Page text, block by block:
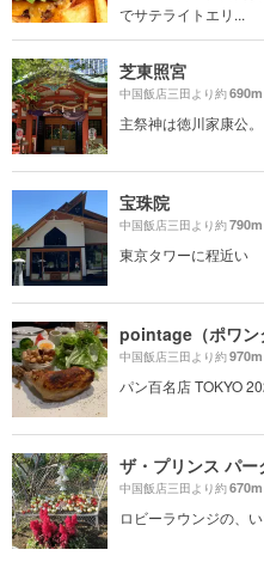
でサテライトエリ...
芝東照宮
中国飯店三田より約690m
主祭神は徳川家康公。
宝珠院
中国飯店三田より約790m
東京タワーに程近い
pointage（ポワン
中国飯店三田より約970m
パン百名店 TOKYO
ザ・プリンス パ
中国飯店三田より約670m
ロビーラウンジの、